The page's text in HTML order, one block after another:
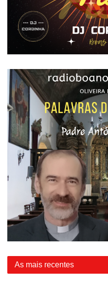
As mais recentes